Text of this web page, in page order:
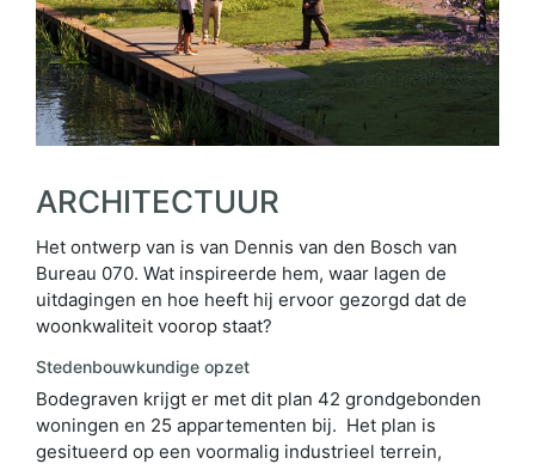
ARCHITECTUUR
Het ontwerp van is van Dennis van den Bosch van
Bureau 070. Wat inspireerde hem, waar lagen de
uitdagingen en hoe heeft hij ervoor gezorgd dat de
woonkwaliteit voorop staat?
Stedenbouwkundige opzet
Bodegraven krijgt er met dit plan 42 grondgebonden
woningen en 25 appartementen bij. Het plan is
gesitueerd op een voormalig industrieel terrein,